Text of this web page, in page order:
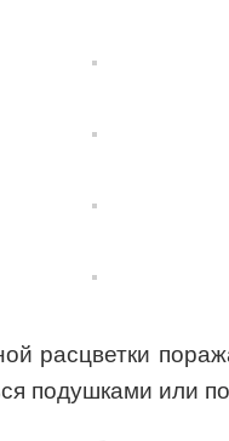
расцветки
подушками или